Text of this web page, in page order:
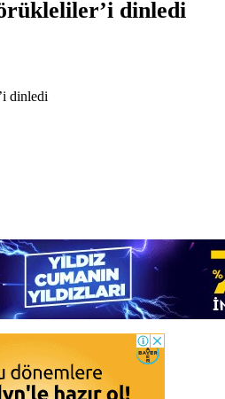
dinledi